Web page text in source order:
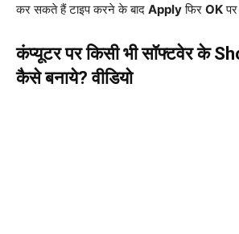
कर सकते हैं टाइप करने के बाद Applyफिर OK
कंप्यूटर पर किसी भी सॉफ्टवेर के
कैसे बनाये? वीडियो